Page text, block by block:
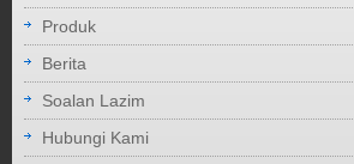
Produk
Berita
Soalan Lazim
Hubungi Kami